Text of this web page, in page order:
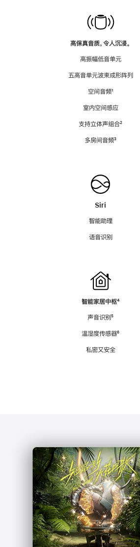
高保真音质，令人沉浸。
高振幅低音单元
五高音单元波束成形阵列
空间音频脚
¹
室内空间感应
支持立体声组合脚
²
多房间音频脚
³
Siri
智能助理
语音识别
智能家居中枢脚
⁴
声音识别脚
⁵
温湿度传感器脚
⁶
私密又安全